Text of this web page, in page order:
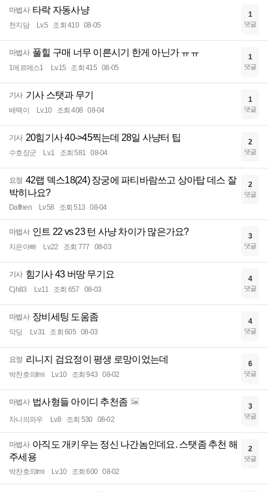
마법사 타락 자동사냥
천지담 Lv.5 조회 410 08-05
1
댓글
마법사 풀힐 구매 너무 이른시기 한게 아닌가 ㅠㅠ
1에르메스1 Lv.15 조회 415 08-05
1
댓글
기사 기사 스탯과 무기
배땍이 Lv.10 조회 408 08-04
1
댓글
기사 20힘기사 40->45찍는데 28일 사냥터 팁
수호장군 Lv.1 조회 581 08-04
2
댓글
요정 42랩 덱스18(24) 장궁에 파티바람쓰고 상아탑 데스 잘
박히나요?
Daffnen Lv.58 조회 513 08-04
2
댓글
마법사 인트 22 vs 23 턴 사냥 차이가 많은가요?
지은아빠 Lv.22 조회 777 08-03
3
댓글
기사 힘기사 43 버땅 무기요
Cjh83 Lv.11 조회 657 08-03
4
댓글
마법사 장비세팅 도움좀
악딩 Lv.31 조회 605 08-03
4
댓글
요정 리니지 검요정이 평생 로망이었는데
박찬호의tmi Lv.10 조회 943 08-02
6
댓글
마법사 법사형들 아이디 추천좀
차니의와우 Lv.8 조회 530 08-02
3
댓글
마법사 아직도 개키우는 정신 나간놈인데요. 스탯좀 추천 해
주세용
박찬호의tmi Lv.10 조회 600 08-02
2
댓글